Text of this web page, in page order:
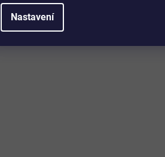
Nastavení